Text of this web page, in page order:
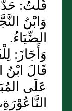
قُلْتُ:
وَابْنُ
الضِّيَاءُ.
وَأَجَازَ:
قَالَ ابْنُ
عَلَى